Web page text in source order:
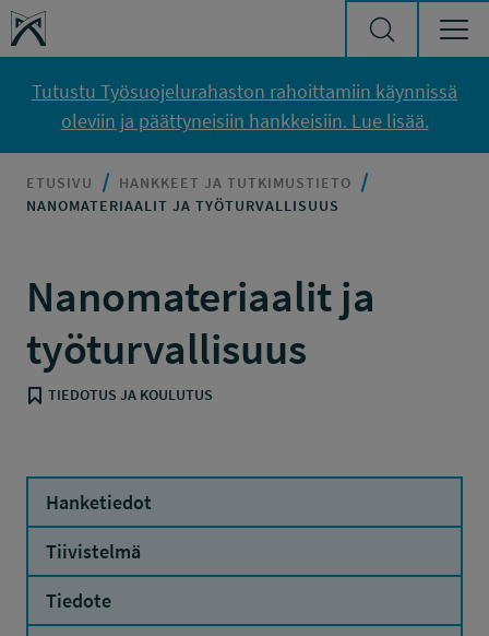
Siirry sisältöön
Työsuojelurahasto
Tutustu Työsuojelurahaston rahoittamiin käynnissä
oleviin ja päättyneisiin hankkeisiin. Lue lisää.
ETUSIVU
HANKKEET JA TUTKIMUSTIETO
NANOMATERIAALIT JA TYÖTURVALLISUUS
Nanomateriaalit ja
työturvallisuus
TIEDOTUS JA KOULUTUS
Hanketiedot
Tiivistelmä
Tiedote